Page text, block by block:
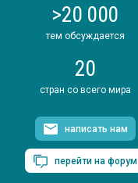
>20 000
тем обсуждается
20
стран со всего мира
написать нам
перейти на форум